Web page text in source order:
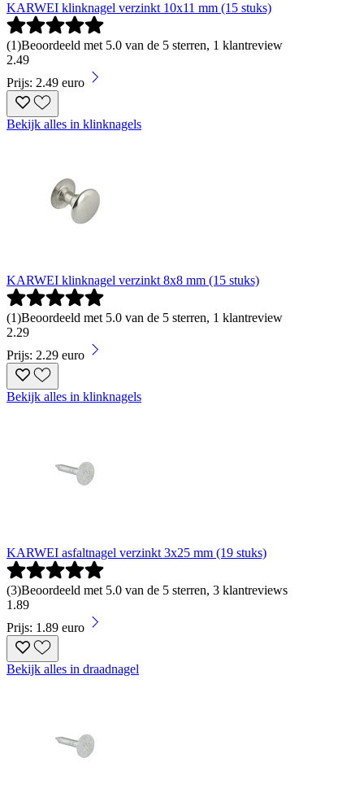
KARWEI klinknagel verzinkt 10x11 mm (15 stuks)
(1)Beoordeeld met 5.0 van de 5 sterren, 1 klantreview
2.49
Prijs: 2.49 euro
Bekijk alles in klinknagels
KARWEI klinknagel verzinkt 8x8 mm (15 stuks)
(1)Beoordeeld met 5.0 van de 5 sterren, 1 klantreview
2.29
Prijs: 2.29 euro
Bekijk alles in klinknagels
KARWEI asfaltnagel verzinkt 3x25 mm (19 stuks)
(3)Beoordeeld met 5.0 van de 5 sterren, 3 klantreviews
1 .89
Prijs: 1.89 euro
Bekijk alles in draadnagel